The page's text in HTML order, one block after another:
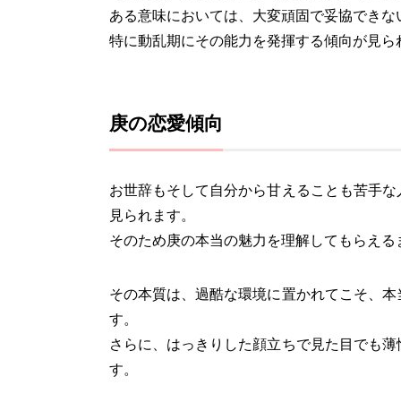
ある意味においては、大変頑固で妥協でき
特に動乱期にその能力を発揮する傾向が見ら
庚の恋愛傾向
お世辞もそして自分から甘えることも苦手
見られます。
そのため庚の本当の魅力を理解してもらえ
その本質は、過酷な環境に置かれてこそ、
す。
さらに、はっきりした顔立ちで見た目でも
す。